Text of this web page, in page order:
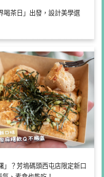
喝茶日」出發，設計美學選
」？芳塢碼頭西屯店限定新口